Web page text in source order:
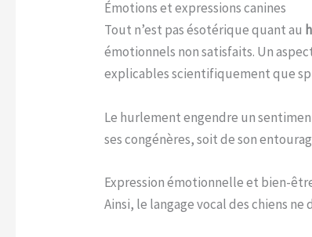
Émotions et expressions canines
Tout n’est pas ésotérique quant au
émotionnels non satisfaits. Un
explicables scientifiquement que
Le hurlement engendre un
ses congénères, soit de son
Expression émotionnelle et bien-
Ainsi, le langage vocal des chiens